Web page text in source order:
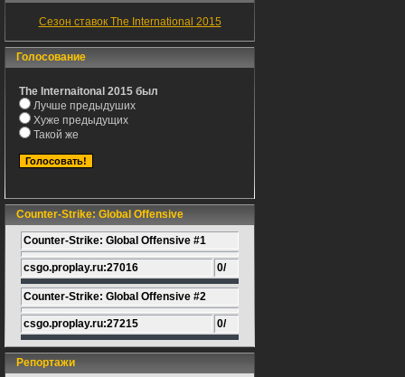
Сезон ставок The International 2015
Голосование
The Internaitonal 2015 был
Лучше предыдуших
Хуже предыдущих
Такой же
Counter-Strike: Global Offensive
Counter-Strike: Global Offensive #1
csgo.proplay.ru:27016 0/
Counter-Strike: Global Offensive #2
csgo.proplay.ru:27215 0/
Репортажи